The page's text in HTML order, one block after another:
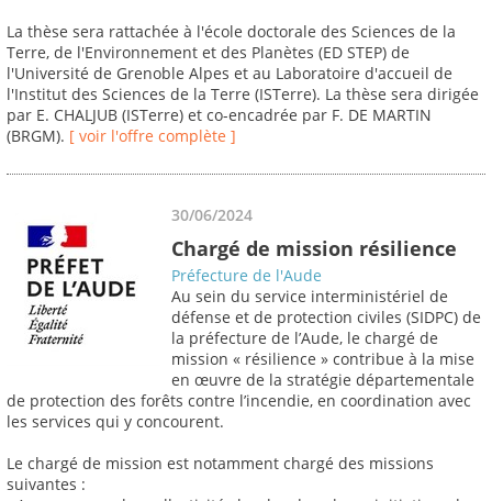
La thèse sera rattachée à l'école doctorale des Sciences de la
Terre, de l'Environnement et des Planètes (ED STEP) de
l'Université de Grenoble Alpes et au Laboratoire d'accueil de
l'Institut des Sciences de la Terre (ISTerre). La thèse sera dirigée
par E. CHALJUB (ISTerre) et co-encadrée par F. DE MARTIN
(BRGM). [ voir l'offre complète ]
30/06/2024
Chargé de mission résilience
Préfecture de l'Aude
Au sein du service interministériel de
défense et de protection civiles (SIDPC) de
la préfecture de l’Aude, le chargé de
mission « résilience » contribue à la mise
en œuvre de la stratégie départementale
de protection des forêts contre l’incendie, en coordination avec
les services qui y concourent.
Le chargé de mission est notamment chargé des missions
suivantes :